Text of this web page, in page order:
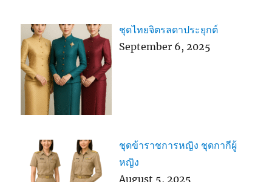
ชุดไทยจิตรลดาประยุกต์
September 6, 2025
ชุดข้าราชการหญิง ชุดกากีผู้
หญิง
August 5, 2025